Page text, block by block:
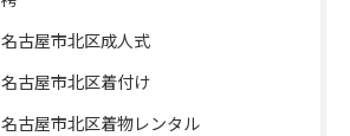
名古屋市北区成人式
名古屋市北区着付け
名古屋市北区着物レンタル